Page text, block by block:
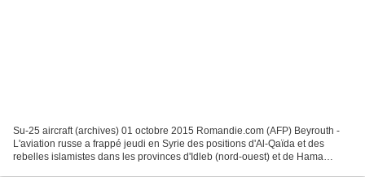
Su-25 aircraft (archives) 01 octobre 2015 Romandie.com (AFP) Beyrouth -
L'aviation russe a frappé jeudi en Syrie des positions d'Al-Qaïda et des
rebelles islamistes dans les provinces d'Idleb (nord-ouest) et de Hama